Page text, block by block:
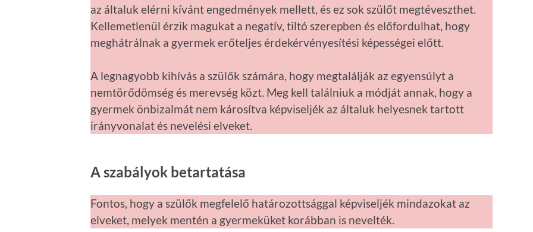
az általuk elérni kívánt engedmények mellett, és ez sok szülőt megtéveszthet.
Kellemetlenül érzik magukat a negatív, tiltó szerepben és előfordulhat, hogy
meghátrálnak a gyermek erőteljes érdekérvényesítési képességei előtt.
A legnagyobb kihívás a szülők számára, hogy megtalálják az egyensúlyt a
nemtörődömség és merevség közt. Meg kell találniuk a módját annak, hogy a
gyermek önbizalmát nem károsítva képviseljék az általuk helyesnek tartott
irányvonalat és nevelési elveket.
A szabályok betartatása
Fontos, hogy a szülők megfelelő határozottsággal képviseljék mindazokat az
elveket, melyek mentén a gyermeküket korábban is nevelték.